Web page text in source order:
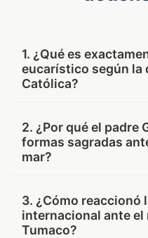
1. ¿Qué es
eucarístico según la
Católica?
Es una intervención
destinada a confirmar
de la
sustancial (CEC
prodigios para reavivar
2. ¿Por qué el padre
formas sagradas
mar?
Lo hizo impulsado por
reverencia
de inundación y
3. ¿Cómo
internacional ante
Tumaco?